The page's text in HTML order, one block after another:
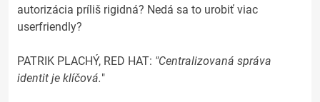
autorizácia príliš rigidná? Nedá sa to urobiť viac
userfriendly?
PATRIK PLACHÝ, RED HAT: "Centralizovaná správa
identit je klíčová."